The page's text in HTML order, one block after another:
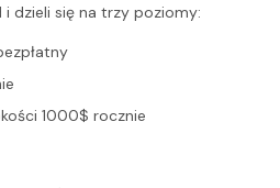
dzieli się na trzy poziomy:
1000$ rocznie